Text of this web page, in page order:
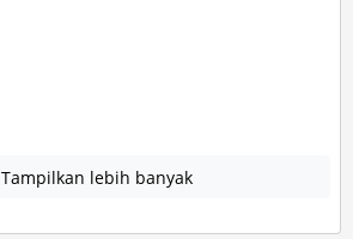
Tampilkan lebih banyak